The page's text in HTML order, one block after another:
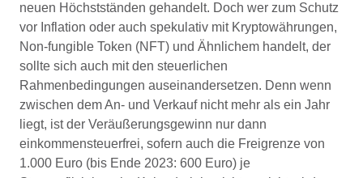
neuen Höchstständen gehandelt. Doch wer zum Schutz
vor Inflation oder auch spekulativ mit Kryptowährungen,
Non-fungible Token (NFT) und Ähnlichem handelt, der
sollte sich auch mit den steuerlichen
Rahmenbedingungen auseinandersetzen. Denn wenn
zwischen dem An- und Verkauf nicht mehr als ein Jahr
liegt, ist der Veräußerungsgewinn nur dann
einkommensteuerfrei, sofern auch die Freigrenze von
1.000 Euro (bis Ende 2023: 600 Euro) je